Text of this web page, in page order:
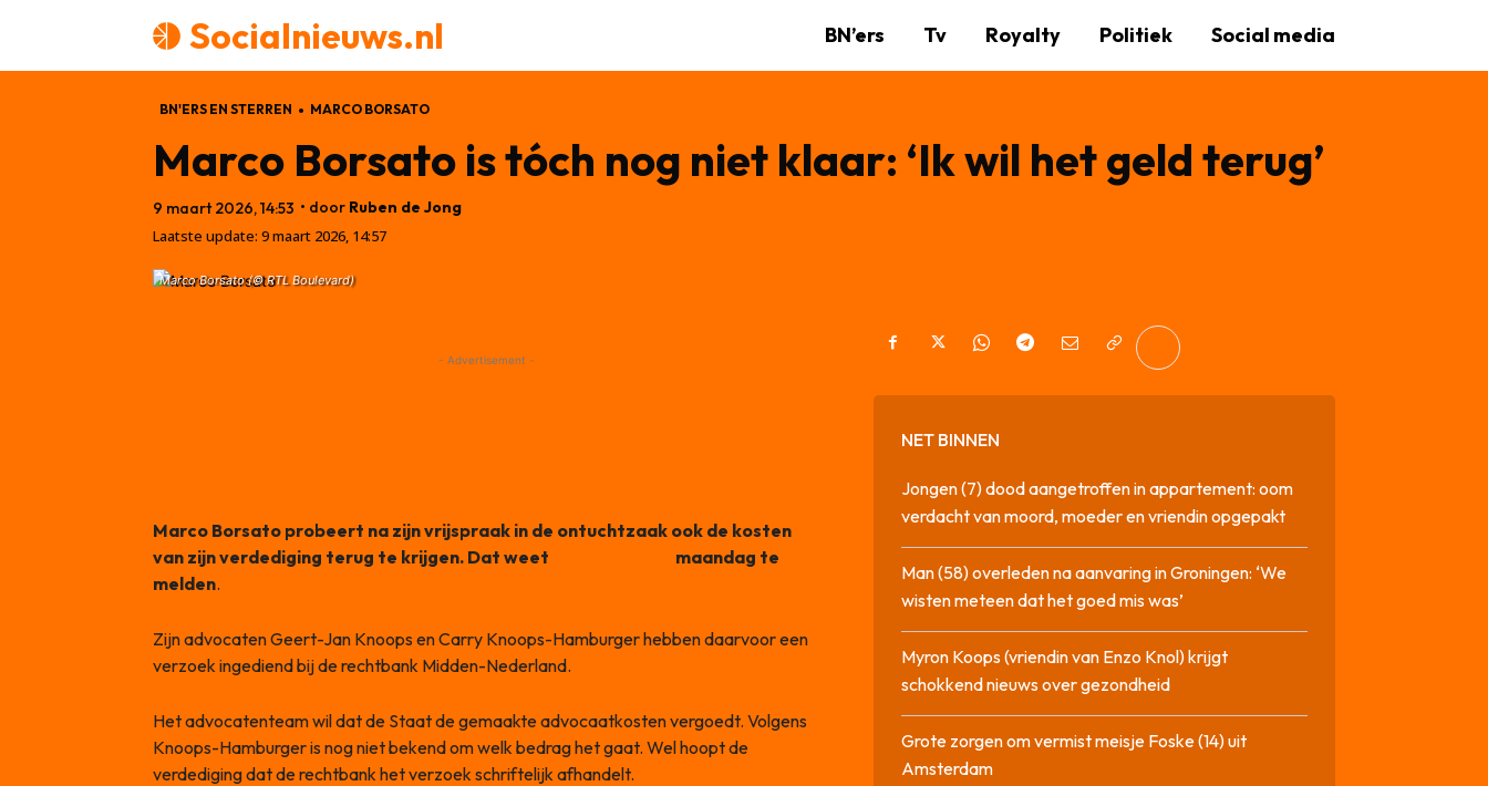
Socialnieuws.nl BN’ers Tv Royalty Politiek Social media
BN'ERS EN STERREN MARCO BORSATO
Marco Borsato is tóch nog niet klaar: ‘Ik wil het geld terug’
9 maart 2026, 14:53 • door Ruben de Jong
Laatste update: 9 maart 2026, 14:57
Marco Borsato (© RTL Boulevard)
- Advertisement -
Marco Borsato probeert na zijn vrijspraak in de ontuchtzaak ook de kosten
van zijn verdediging terug te krijgen. Dat weet
maandag te
melden.
Zijn advocaten Geert-Jan Knoops en Carry Knoops-Hamburger hebben daarvoor een
verzoek ingediend bij de rechtbank Midden-Nederland.
Het advocatenteam wil dat de Staat de gemaakte advocaatkosten vergoedt. Volgens
Knoops-Hamburger is nog niet bekend om welk bedrag het gaat. Wel hoopt de
verdediging dat de rechtbank het verzoek schriftelijk afhandelt.
NET BINNEN
Jongen (7) dood aangetroffen in appartement: oom
verdacht van moord, moeder en vriendin opgepakt
Man (58) overleden na aanvaring in Groningen: ‘We
wisten meteen dat het goed mis was’
Myron Koops (vriendin van Enzo Knol) krijgt
schokkend nieuws over gezondheid
Grote zorgen om vermist meisje Foske (14) uit
Amsterdam